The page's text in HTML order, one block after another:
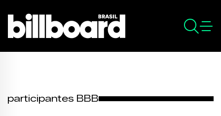
participantes BBB